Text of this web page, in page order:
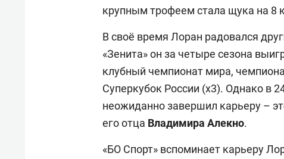
крупным трофеем стала щука на 8
В своё время Лоран радовался
«Зенита» он за четыре сезона
клубный чемпионат мира,
Суперкубок России (х3). Однако в
неожиданно завершил карьеру –
его отца Владимира Алекно.
«БО Спорт» вспоминает карьеру